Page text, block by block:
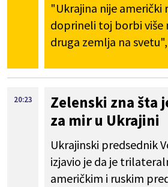
"Ukrajina nije američki
doprineli toj borbi više
druga zemlja na
20:23
Zelenski zna šta
za mir u Ukrajini
Ukrajinski predsednik
izjavio je da je
američkim i ruskim